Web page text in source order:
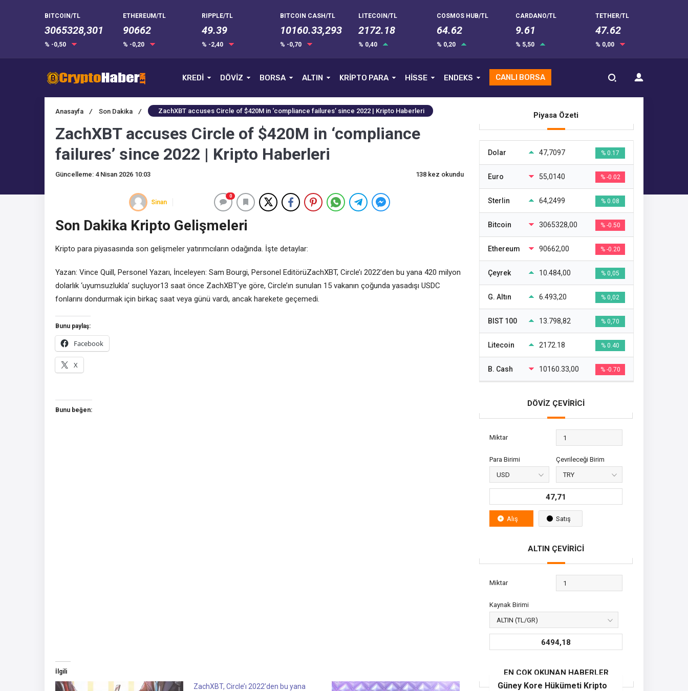
BITCOIN/TL
3065328,301
% -0,50
ETHEREUM/TL
90662
% -0,20
RIPPLE/TL
49.39
% -2,40
BITCOIN CASH/TL
10160.33,293
% -0,70
LITECOIN/TL
2172.18
% 0,40
COSMOS HUB/TL
64.62
% 0,20
CARDANO/TL
9.61
% 5,50
TETHER/TL
47.62
% 0,00
KREDİ DÖVİZ BORSA ALTIN KRİPTO PARA HİSSE ENDEKS CANLI BORSA
Anasayfa / Son Dakika / ZachXBT accuses Circle of $420M in ‘compliance failures’ since 2022 | Kripto Haberleri
ZachXBT accuses Circle of $420M in ‘compliance
failures’ since 2022 | Kripto Haberleri
Güncelleme: 4 Nisan 2026 10:03 138 kez okundu
Sinan
0
Son Dakika Kripto Gelişmeleri
Kripto para piyasasında son gelişmeler yatırımcıların odağında. İşte detaylar:
Yazan: Vince Quill, Personel Yazarı, İnceleyen: Sam Bourgi, Personel EditörüZachXBT, Circle’ı 2022’den bu yana 420 milyon
dolarlık ‘uyumsuzlukla’ suçluyor13 saat önce ZachXBT’ye göre, Circle’ın sunulan 15 vakanın çoğunda yasadışı USDC
fonlarını dondurmak için birkaç saat veya günü vardı, ancak harekete geçemedi.
Bunu paylaş:
Facebook
X
Bunu beğen:
İlgili
ZachXBT, Circle’ı 2022’den bu yana
Piyasa Özeti
Dolar 47,7097 % 0.17
Euro 55,0140 % -0.02
Sterlin 64,2499 % 0.08
Bitcoin 3065328,00 % -0.50
Ethereum 90662,00 % -0.20
Çeyrek 10.484,00 % 0,05
G. Altın 6.493,20 % 0,02
BIST 100 13.798,82 % 0,70
Litecoin 2172.18 % 0.40
B. Cash 10160.33,00 % -0.70
DÖVİZ ÇEVİRİCİ
Miktar
Para Birimi Çevrileceği Birim
47,71
Alış Satış
ALTIN ÇEVİRİCİ
Miktar
Kaynak Birimi
6494,18
EN ÇOK OKUNAN HABERLER
Güney Kore Hükümeti Kripto